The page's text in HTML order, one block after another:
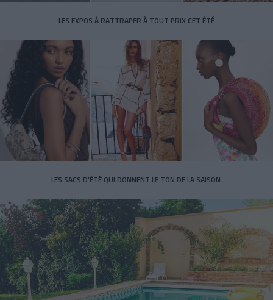
LES EXPOS À RATTRAPER À TOUT PRIX CET ÉTÉ
LES SACS D’ÉTÉ QUI DONNENT LE TON DE LA SAISON